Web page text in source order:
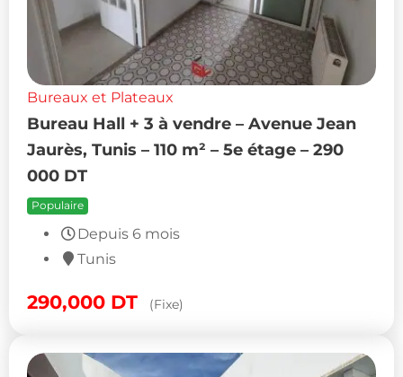
Bureaux et Plateaux
Bureau Hall + 3 à vendre – Avenue Jean
Jaurès, Tunis – 110 m² – 5e étage – 290
000 DT
Populaire
Depuis 6 mois
Tunis
290,000 DT (Fixe)